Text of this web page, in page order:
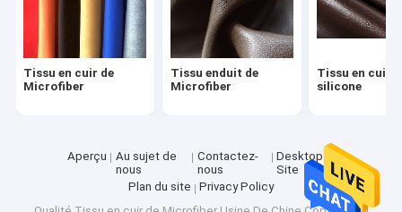
Cuir synthétique d'unité centrale
Tissu en cuir de
Microfiber
Tissu enduit de
Microfiber
Tissu en cuir
silicone
Aperçu
Au sujet de
nous
Contactez-
nous
Desktop
Site
Plan du site
Privacy Policy